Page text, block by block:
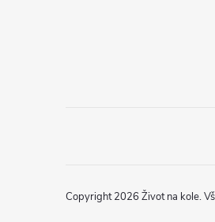
Copyright 2026 Život na kole.